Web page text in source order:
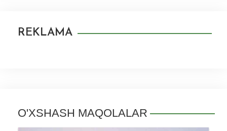
REKLAMA
O'XSHASH MAQOLALAR